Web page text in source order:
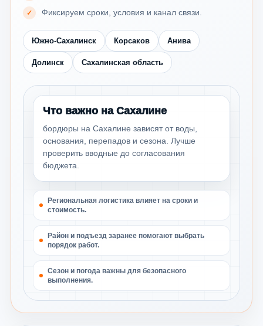
Фиксируем сроки, условия и канал связи.
Южно-Сахалинск Корсаков Анива
Долинск Сахалинская область
Что важно на Сахалине
бордюры на Сахалине зависят от воды,
основания, перепадов и сезона. Лучше
проверить вводные до согласования
бюджета.
Региональная логистика влияет на сроки и
стоимость.
Район и подъезд заранее помогают выбрать
порядок работ.
Сезон и погода важны для безопасного
выполнения.